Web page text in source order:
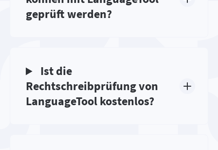
geprüft werden?
Ist die
Rechtschreibprüfung von
LanguageTool kostenlos?